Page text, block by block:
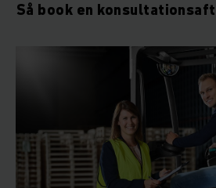
Så book en